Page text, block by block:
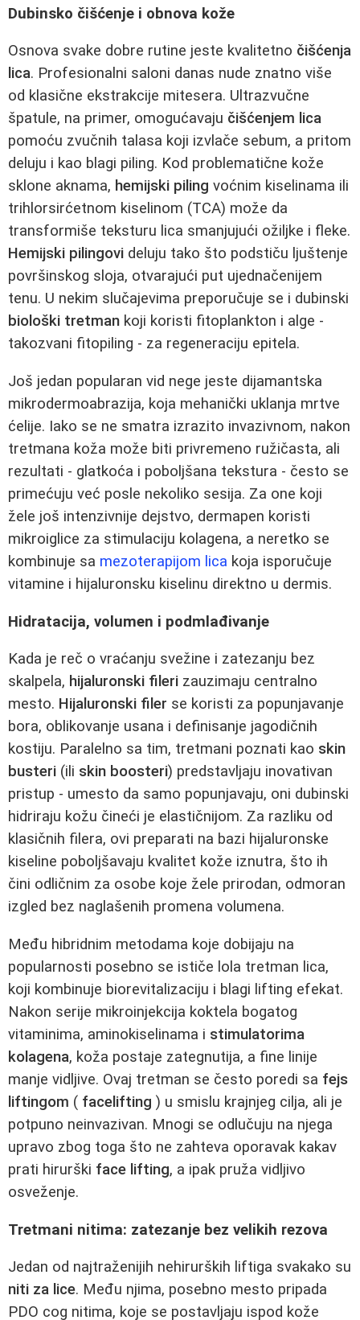
Dubinsko čišćenje i obnova kože
Osnova svake dobre rutine jeste kvalitetno čišćenja
lica. Profesionalni saloni danas nude znatno više
od klasične ekstrakcije mitesera. Ultrazvučne
špatule, na primer, omogućavaju čišćenjem lica
pomoću zvučnih talasa koji izvlače sebum, a pritom
deluju i kao blagi piling. Kod problematične kože
sklone aknama, hemijski piling voćnim kiselinama ili
trihlorsirćetnom kiselinom (TCA) može da
transformiše teksturu lica smanjujući ožiljke i fleke.
Hemijski pilingovi deluju tako što podstiču ljuštenje
površinskog sloja, otvarajući put ujednačenijem
tenu. U nekim slučajevima preporučuje se i dubinski
biološki tretman koji koristi fitoplankton i alge -
takozvani fitopiling - za regeneraciju epitela.
Još jedan popularan vid nege jeste dijamantska
mikrodermoabrazija, koja mehanički uklanja mrtve
ćelije. Iako se ne smatra izrazito invazivnom, nakon
tretmana koža može biti privremeno ružičasta, ali
rezultati - glatkoća i poboljšana tekstura - često se
primećuju već posle nekoliko sesija. Za one koji
žele još intenzivnije dejstvo, dermapen koristi
mikroiglice za stimulaciju kolagena, a neretko se
kombinuje sa mezoterapijom lica koja isporučuje
vitamine i hijaluronsku kiselinu direktno u dermis.
Hidratacija, volumen i podmlađivanje
Kada je reč o vraćanju svežine i zatezanju bez
skalpela, hijaluronski fileri zauzimaju centralno
mesto. Hijaluronski filer se koristi za popunjavanje
bora, oblikovanje usana i definisanje jagodičnih
kostiju. Paralelno sa tim, tretmani poznati kao skin
busteri (ili skin boosteri) predstavljaju inovativan
pristup - umesto da samo popunjavaju, oni dubinski
hidriraju kožu čineći je elastičnijom. Za razliku od
klasičnih filera, ovi preparati na bazi hijaluronske
kiseline poboljšavaju kvalitet kože iznutra, što ih
čini odličnim za osobe koje žele prirodan, odmoran
izgled bez naglašenih promena volumena.
Među hibridnim metodama koje dobijaju na
popularnosti posebno se ističe lola tretman lica,
koji kombinuje biorevitalizaciju i blagi lifting efekat.
Nakon serije mikroinjekcija koktela bogatog
vitaminima, aminokiselinama i stimulatorima
kolagena, koža postaje zategnutija, a fine linije
manje vidljive. Ovaj tretman se često poredi sa fejs
liftingom ( facelifting ) u smislu krajnjeg cilja, ali je
potpuno neinvazivan. Mnogi se odlučuju na njega
upravo zbog toga što ne zahteva oporavak kakav
prati hirurški face lifting, a ipak pruža vidljivo
osveženje.
Tretmani nitima: zatezanje bez velikih rezova
Jedan od najtraženijih nehirurških liftiga svakako su
niti za lice. Među njima, posebno mesto pripada
PDO cog nitima, koje se postavljaju ispod kože